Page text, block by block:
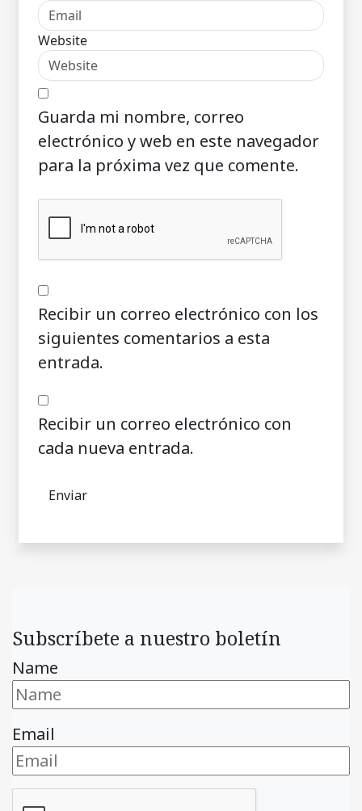
Website
Guarda mi nombre, correo
electrónico y web en este navegador
para la próxima vez que comente.
Recibir un correo electrónico con los
siguientes comentarios a esta
entrada.
Recibir un correo electrónico con
cada nueva entrada.
Subscríbete a nuestro boletín
Name
Email